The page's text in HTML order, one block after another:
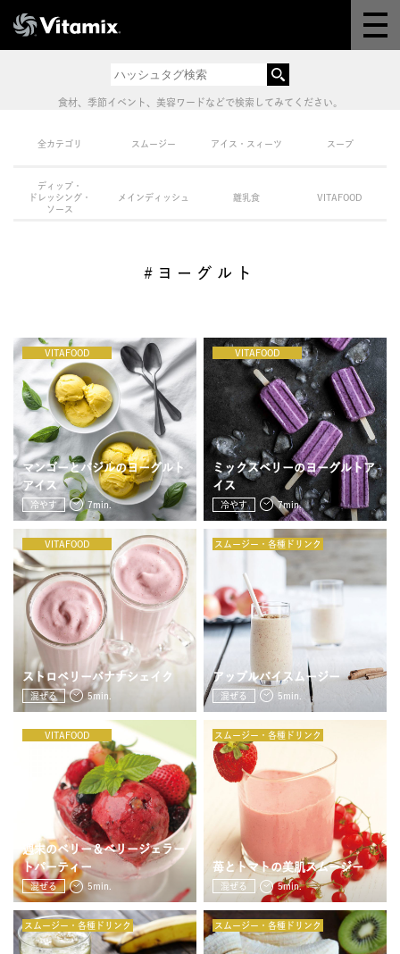
体験＆講座
8つの機能
オンラインストア
製品情報
JOURNAL
レビュー
食材、季節イベント、美容ワードなどで検索してみてください。
全カテゴリ スムージー アイス・スィーツ スープ
ディップ・
ドレッシング・
ソース
メインディッシュ 離乳食 VITAFOOD
#ヨーグルト
VITAFOOD
マンゴーとバジルのヨーグルト
アイス
冷やす 7min.
VITAFOOD
ミックスベリーのヨーグルトア
イス
冷やす 7min.
VITAFOOD
ストロベリーバナナシェイク
混ぜる 5min.
スムージー・各種ドリンク
アップルパイスムージー
混ぜる 5min.
VITAFOOD
週末のベリー＆ベリージェラー
トパーティー
混ぜる 5min.
スムージー・各種ドリンク
苺とトマトの美肌スムージー
混ぜる 5min.
スムージー・各種ドリンク スムージー・各種ドリンク